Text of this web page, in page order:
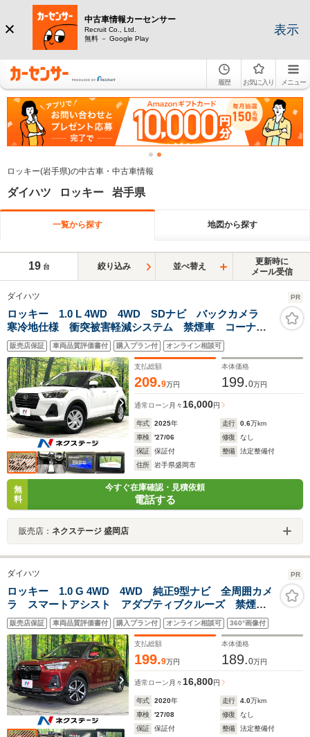
中古車情報カーセンサー
Recruit Co., Ltd.
無料 － Google Play
表示
履歴 お気に入り メニュー
ロッキー(岩手県)の中古車・中古車情報
ダイハツ ロッキー 岩手県
一覧から探す 地図から探す
19 台 絞り込み 並べ替え
更新時に
メール受信
ダイハツ PR
ロッキー 1.0 L 4WD 4WD SDナビ バックカメラ
寒冷地仕様 衝突被害軽減システム 禁煙車 コーナー
センサー スマートキー HIDヘッド ETC オートライ
ト オートエアコン Bluetooth
販売店保証 車両品質評価書付 購入プラン付 オンライン相談可
支払総額
209.9万円
本体価格
199.0万円
通常ローン 月々16,000円
年式 2025年 走行 0.6万km
車検
'27/06 修復
なし
保証
保証付 整備
法定整備付
住所
岩手県盛岡市
無
料
今すぐ在庫確認・見積依頼
電話する
販売店： ネクステージ 盛岡店
ダイハツ PR
ロッキー 1.0 G 4WD 4WD 純正9型ナビ 全周囲カメ
ラ スマートアシスト アダプティブクルーズ 禁煙
車 前席シートヒーター ドラレコ コーナーセンサ
ー スマートキー LEDヘッド ETC オートハイビー
ム 車線逸脱警報
販売店保証 車両品質評価書付 購入プラン付 オンライン相談可 360°画像付
支払総額
199.9万円
本体価格
189.0万円
通常ローン 月々16,800円
年式 2020年 走行 4.0万km
車検
'27/08 修復
なし
保証
保証付 整備
法定整備付